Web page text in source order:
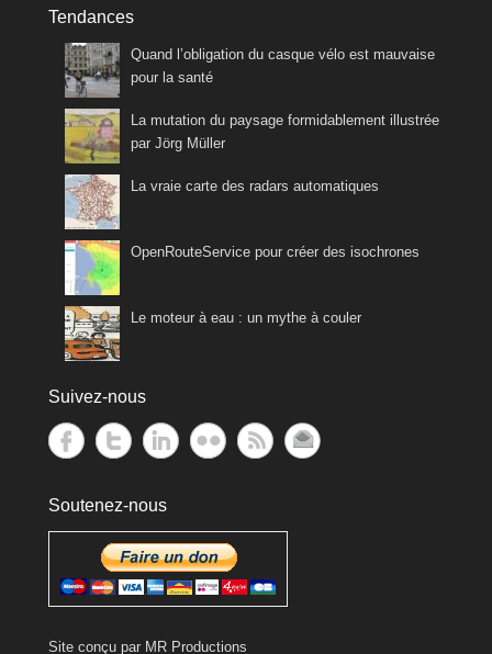
Tendances
Quand l’obligation du casque vélo est mauvaise
pour la santé
La mutation du paysage formidablement illustrée
par Jörg Müller
La vraie carte des radars automatiques
OpenRouteService pour créer des isochrones
Le moteur à eau : un mythe à couler
Suivez-nous
Soutenez-nous
Site conçu par MR Productions